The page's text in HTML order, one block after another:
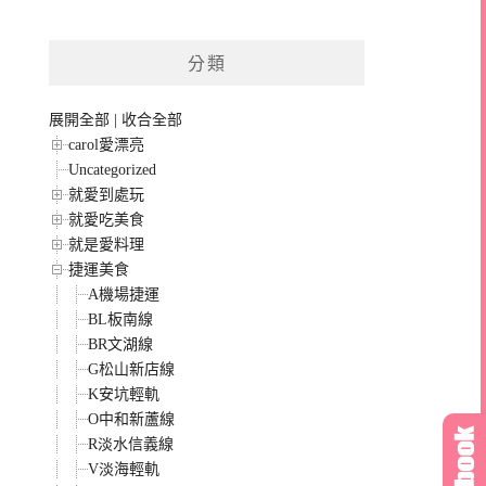
分類
展開全部 | 收合全部
carol愛漂亮
Uncategorized
就愛到處玩
就愛吃美食
就是愛料理
捷運美食
A機場捷運
BL板南線
BR文湖線
G松山新店線
K安坑輕軌
O中和新蘆線
R淡水信義線
V淡海輕軌